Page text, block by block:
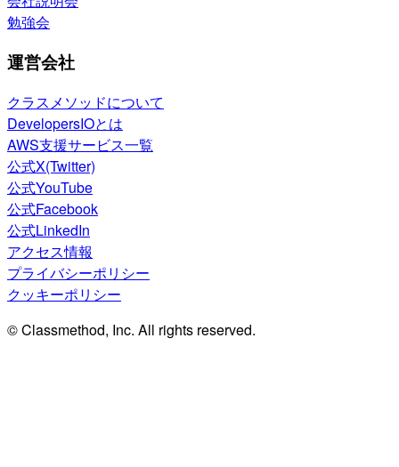
勉強会
運営会社
クラスメソッドについて
DevelopersIOとは
AWS支援サービス一覧
公式X(Twitter)
公式YouTube
公式Facebook
公式LinkedIn
アクセス情報
プライバシーポリシー
クッキーポリシー
© Classmethod, Inc. All rights reserved.